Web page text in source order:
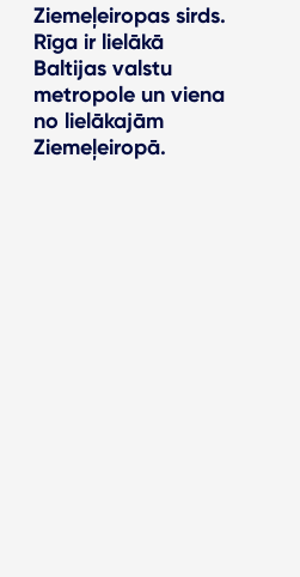
Ziemeļeiropas sirds.
Rīga ir lielākā
Baltijas valstu
metropole un viena
no lielākajām
Ziemeļeiropā.